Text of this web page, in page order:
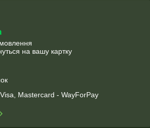
на вашу картку
Mastercard - WayForPay